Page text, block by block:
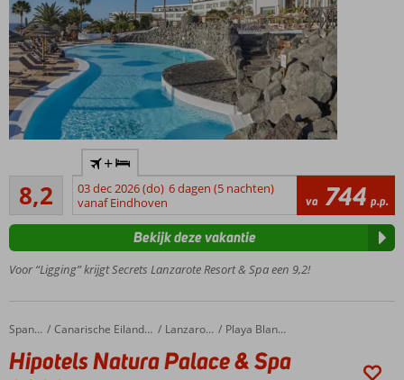
hotel,
minimum
leeftijd 18
Op
steenworp
afstand
strand
Maar liefst 4 à-
la-
8,2
Zeer goed
5
beoordelingen
+
03 dec 2026 (do) 6 dagen (5 nachten)
vanaf Eindhoven
va 744 p.p.
Voor “Ligging” krijgt Secrets Lanzarote Resort & Spa een 9,2!
Bekijk deze vakantie
Home Spanje Canarische Eilanden Lanzarote Playa Blanca
Hipotels Natura Palace & Spa
Hipotels Natura Palace & Spa